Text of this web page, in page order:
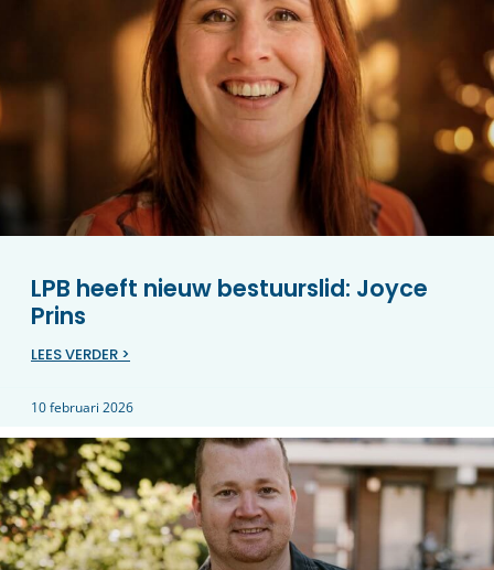
LPB heeft nieuw bestuurslid: Joyce
Prins
LEES VERDER >
10 februari 2026